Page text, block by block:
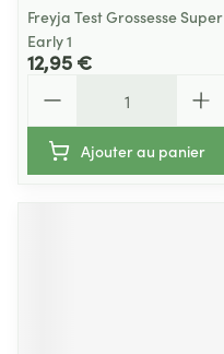
Freyja Test Grossesse Super
Early 1
12,95 €
Ajouter au panier